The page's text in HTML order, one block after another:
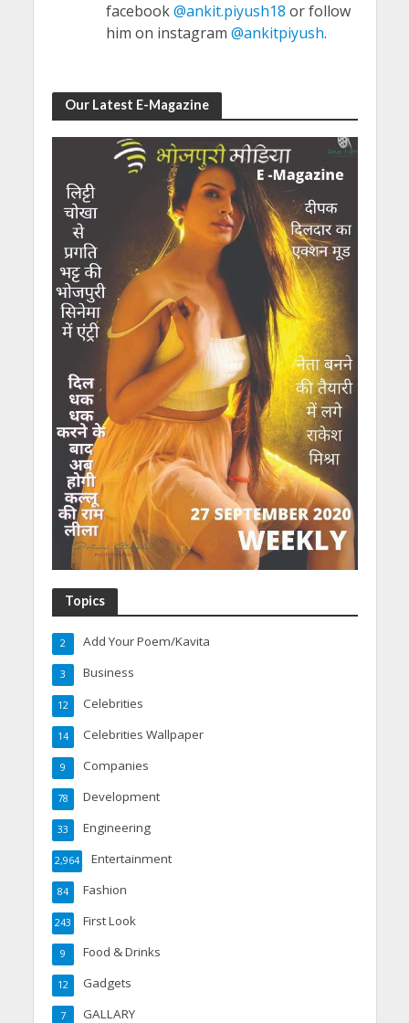
facebook@ankit.piyush18 or follow
him on instagram @ankitpiyush.
Our Latest E-Magazine
Topics
Add Your Poem/Kavita
2
Business
3
Celebrities
12
Celebrities Wallpaper
14
Companies
9
Development
78
Engineering
33
Entertainment
2,964
Fashion
84
First Look
243
Food & Drinks
9
Gadgets
12
GALLARY
7